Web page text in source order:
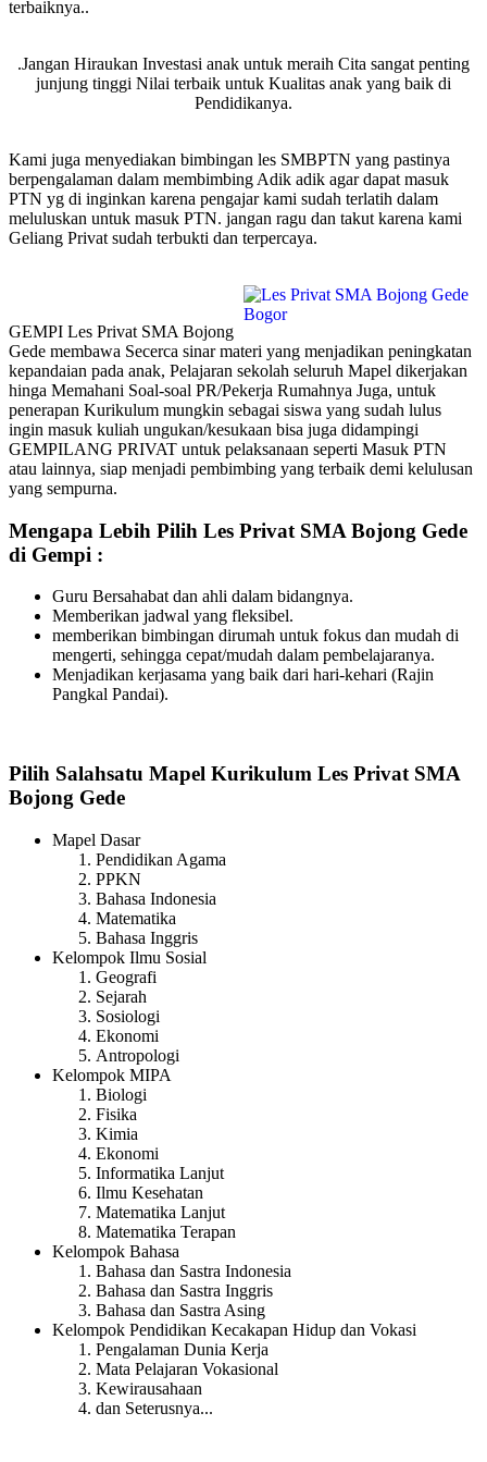
terbaiknya..
.Jangan Hiraukan Investasi anak untuk meraih Cita sangat penting
junjung tinggi Nilai terbaik untuk Kualitas anak yang baik di
Pendidikanya.
Kami juga menyediakan bimbingan les SMBPTN yang pastinya
berpengalaman dalam membimbing Adik adik agar dapat masuk
PTN yg di inginkan karena pengajar kami sudah terlatih dalam
meluluskan untuk masuk PTN. jangan ragu dan takut karena kami
Geliang Privat sudah terbukti dan terpercaya.
GEMPI Les Privat SMA Bojong
Gede membawa Secerca sinar materi yang menjadikan peningkatan
kepandaian pada anak, Pelajaran sekolah seluruh Mapel dikerjakan
hinga Memahani Soal-soal PR/Pekerja Rumahnya Juga, untuk
penerapan Kurikulum mungkin sebagai siswa yang sudah lulus
ingin masuk kuliah ungukan/kesukaan bisa juga didampingi
GEMPILANG PRIVAT untuk pelaksanaan seperti Masuk PTN
atau lainnya, siap menjadi pembimbing yang terbaik demi kelulusan
yang sempurna.
Mengapa Lebih Pilih Les Privat SMA Bojong Gede
di Gempi :
Guru Bersahabat dan ahli dalam bidangnya.
Memberikan jadwal yang fleksibel.
memberikan bimbingan dirumah untuk fokus dan mudah di
mengerti, sehingga cepat/mudah dalam pembelajaranya.
Menjadikan kerjasama yang baik dari hari-kehari (Rajin
Pangkal Pandai).
Pilih Salahsatu Mapel Kurikulum Les Privat SMA
Bojong Gede
Mapel Dasar
Pendidikan Agama
PPKN
Bahasa Indonesia
Matematika
Bahasa Inggris
Kelompok Ilmu Sosial
Geografi
Sejarah
Sosiologi
Ekonomi
Antropologi
Kelompok MIPA
Biologi
Fisika
Kimia
Ekonomi
Informatika Lanjut
Ilmu Kesehatan
Matematika Lanjut
Matematika Terapan
Kelompok Bahasa
Bahasa dan Sastra Indonesia
Bahasa dan Sastra Inggris
Bahasa dan Sastra Asing
Kelompok Pendidikan Kecakapan Hidup dan Vokasi
Pengalaman Dunia Kerja
Mata Pelajaran Vokasional
Kewirausahaan
dan Seterusnya...